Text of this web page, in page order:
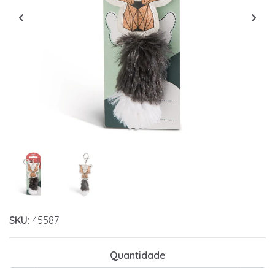
SKU: 45587
Quantidade